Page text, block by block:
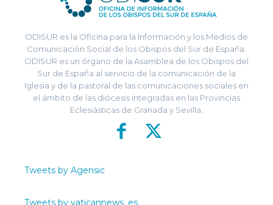
ODISUR es la Oficina para la Información y los Medios de
Comunicación Social de los Obispos del Sur de España.
ODISUR es un órgano de la Asamblea de los Obispos del
Sur de España al servicio de la comunicación de la
Iglesia y de la pastoral de las comunicaciones sociales en
el ámbito de las diócesis integradas en las Provincias
Eclesiásticas de Granada y Sevilla.
Tweets by Agensic
Tweets by vaticannews_es